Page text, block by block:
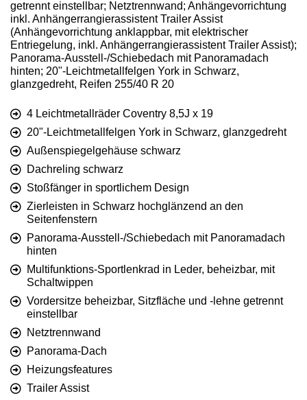
getrennt einstellbar; Netztrennwand; Anhängevorrichtung
inkl. Anhängerrangierassistent Trailer Assist
(Anhängevorrichtung anklappbar, mit elektrischer
Entriegelung, inkl. Anhängerrangierassistent Trailer Assist);
Panorama-Ausstell-/Schiebedach mit Panoramadach
hinten; 20"-Leichtmetallfelgen York in Schwarz,
glanzgedreht, Reifen 255/40 R 20
4 Leichtmetallräder Coventry 8,5J x 19
20"-Leichtmetallfelgen York in Schwarz, glanzgedreht
Außenspiegelgehäuse schwarz
Dachreling schwarz
Stoßfänger in sportlichem Design
Zierleisten in Schwarz hochglänzend an den
Seitenfenstern
Panorama-Ausstell-/Schiebedach mit Panoramadach
hinten
Multifunktions-Sportlenkrad in Leder, beheizbar, mit
Schaltwippen
Vordersitze beheizbar, Sitzfläche und -lehne getrennt
einstellbar
Netztrennwand
Panorama-Dach
Heizungsfeatures
Trailer Assist